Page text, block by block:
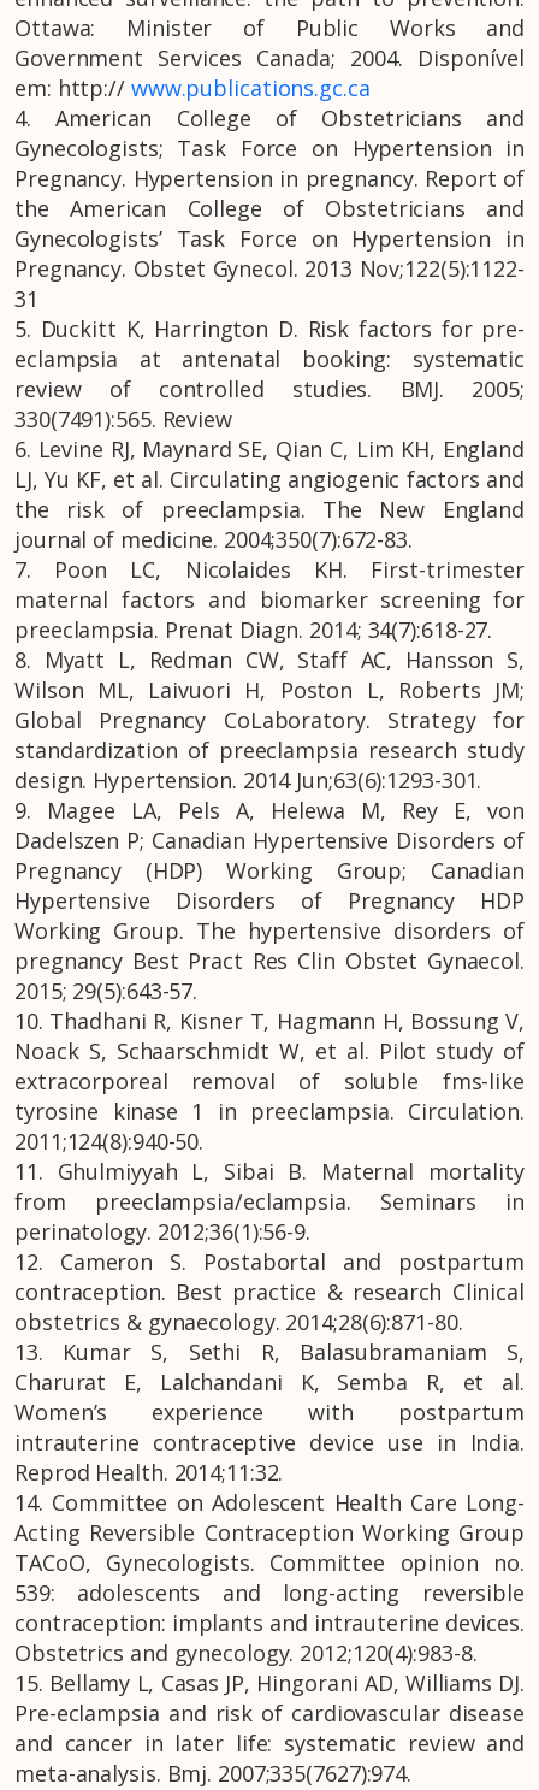
Ottawa: Minister of Public Works and
Government Services Canada; 2004. Disponível
em: http:// www.publications.gc.ca
4. American College of Obstetricians and
Gynecologists; Task Force on Hypertension in
Pregnancy. Hypertension in pregnancy. Report of
the American College of Obstetricians and
Gynecologists’ Task Force on Hypertension in
Pregnancy. Obstet Gynecol. 2013 Nov;122(5):1122-
31
5. Duckitt K, Harrington D. Risk factors for pre-
eclampsia at antenatal booking: systematic
review of controlled studies. BMJ. 2005;
330(7491):565. Review
6. Levine RJ, Maynard SE, Qian C, Lim KH, England
LJ, Yu KF, et al. Circulating angiogenic factors and
the risk of preeclampsia. The New England
journal of medicine. 2004;350(7):672-83.
7. Poon LC, Nicolaides KH. First-trimester
maternal factors and biomarker screening for
preeclampsia. Prenat Diagn. 2014; 34(7):618-27.
8. Myatt L, Redman CW, Staff AC, Hansson S,
Wilson ML, Laivuori H, Poston L, Roberts JM;
Global Pregnancy CoLaboratory. Strategy for
standardization of preeclampsia research study
design. Hypertension. 2014 Jun;63(6):1293-301.
9. Magee LA, Pels A, Helewa M, Rey E, von
Dadelszen P; Canadian Hypertensive Disorders of
Pregnancy (HDP) Working Group; Canadian
Hypertensive Disorders of Pregnancy HDP
Working Group. The hypertensive disorders of
pregnancy Best Pract Res Clin Obstet Gynaecol.
2015; 29(5):643-57.
10. Thadhani R, Kisner T, Hagmann H, Bossung V,
Noack S, Schaarschmidt W, et al. Pilot study of
extracorporeal removal of soluble fms-like
tyrosine kinase 1 in preeclampsia. Circulation.
2011;124(8):940-50.
11. Ghulmiyyah L, Sibai B. Maternal mortality
from preeclampsia/eclampsia. Seminars in
perinatology. 2012;36(1):56-9.
12. Cameron S. Postabortal and postpartum
contraception. Best practice & research Clinical
obstetrics & gynaecology. 2014;28(6):871-80.
13. Kumar S, Sethi R, Balasubramaniam S,
Charurat E, Lalchandani K, Semba R, et al.
Women’s experience with postpartum
intrauterine contraceptive device use in India.
Reprod Health. 2014;11:32.
14. Committee on Adolescent Health Care Long-
Acting Reversible Contraception Working Group
TACoO, Gynecologists. Committee opinion no.
539: adolescents and long-acting reversible
contraception: implants and intrauterine devices.
Obstetrics and gynecology. 2012;120(4):983-8.
15. Bellamy L, Casas JP, Hingorani AD, Williams DJ.
Pre-eclampsia and risk of cardiovascular disease
and cancer in later life: systematic review and
meta-analysis. Bmj. 2007;335(7627):974.